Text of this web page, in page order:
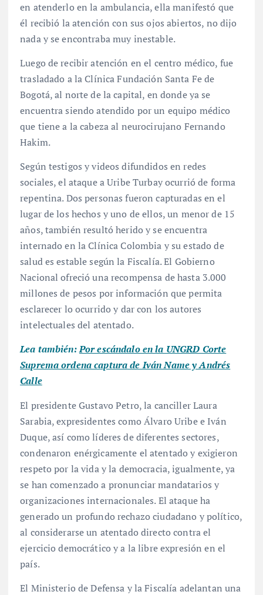
en atenderlo en la ambulancia, ella manifestó que
él recibió la atención con sus ojos abiertos, no dijo
nada y se encontraba muy inestable.
Luego de recibir atención en el centro médico, fue
trasladado a la Clínica Fundación Santa Fe de
Bogotá, al norte de la capital, en donde ya se
encuentra siendo atendido por un equipo médico
que tiene a la cabeza al neurocirujano Fernando
Hakim.
Según testigos y videos difundidos en redes
sociales, el ataque a Uribe Turbay ocurrió de forma
repentina. Dos personas fueron capturadas en el
lugar de los hechos y uno de ellos, un menor de 15
años, también resultó herido y se encuentra
internado en la Clínica Colombia y su estado de
salud es estable según la Fiscalía. El Gobierno
Nacional ofreció una recompensa de hasta 3.000
millones de pesos por información que permita
esclarecer lo ocurrido y dar con los autores
intelectuales del atentado.
Lea también:Por escándalo en la UNGRD Corte
Suprema ordena captura de Iván Name y Andrés
Calle
El presidente Gustavo Petro, la canciller Laura
Sarabia, expresidentes como Álvaro Uribe e Iván
Duque, así como líderes de diferentes sectores,
condenaron enérgicamente el atentado y exigieron
respeto por la vida y la democracia, igualmente, ya
se han comenzado a pronunciar mandatarios y
organizaciones internacionales. El ataque ha
generado un profundo rechazo ciudadano y político,
al considerarse un atentado directo contra el
ejercicio democrático y a la libre expresión en el
país.
El Ministerio de Defensa y la Fiscalía adelantan una